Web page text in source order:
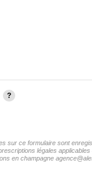
sur ce formulaire sont
légales
en champagne